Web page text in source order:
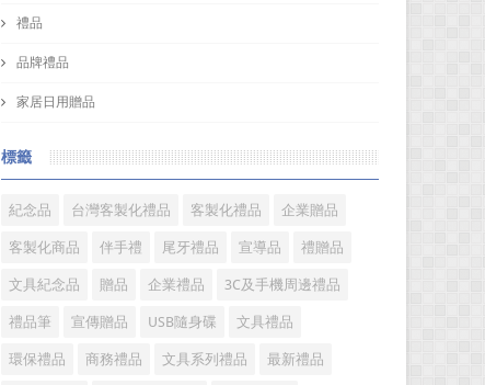
禮品
品牌禮品
家居日用贈品
標籤
紀念品 台灣客製化禮品 客製化禮品 企業贈品
客製化商品 伴手禮 尾牙禮品 宣導品 禮贈品
文具紀念品 贈品 企業禮品 3C及手機周邊禮品
禮品筆 宣傳贈品 USB隨身碟 文具禮品
環保禮品 商務禮品 文具系列禮品 最新禮品